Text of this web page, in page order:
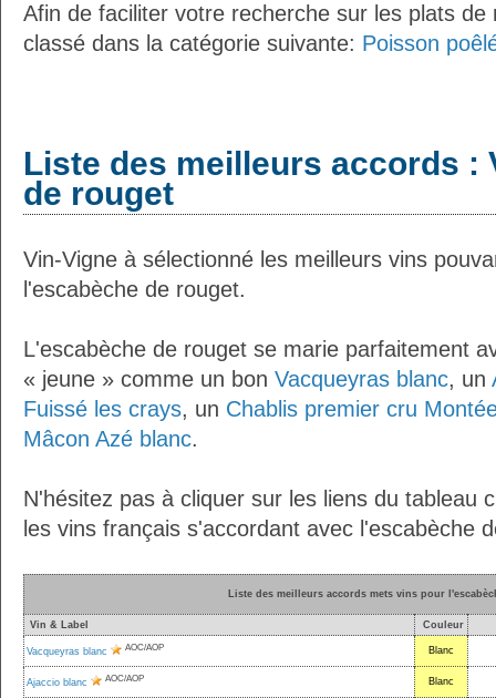
Afin de faciliter votre recherche sur les plats
classé dans la catégorie suivante: Poisson
Liste des meilleurs accords :
de rouget
Vin-Vigne à sélectionné les meilleurs vins
l'escabèche de rouget.
L'escabèche de rouget se marie parfaitement
« jeune » comme un bon Vacqueyras blanc, un
Fuissé les crays, un Chablis premier cru
Mâcon Azé blanc.
N'hésitez pas à cliquer sur les liens du tableau
les vins français s'accordant avec l'escabèche
Liste des meilleurs accords mets vins pour
Vin & Label Couleur
Vacqueyras blanc AOC/AOP Blanc
Ajaccio blanc AOC/AOP Blanc